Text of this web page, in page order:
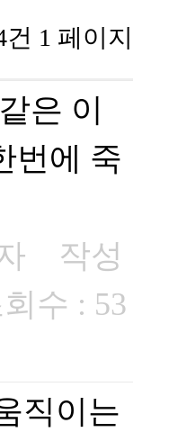
건 1 페이지
은 이
번에 죽
작성
수 : 53
직이는